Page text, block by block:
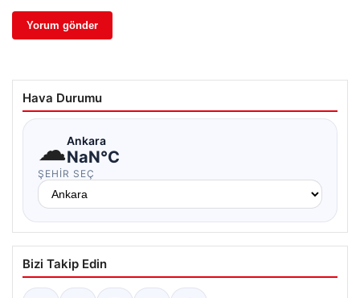
Hava Durumu
☁Ankara
NaN°C
ŞEHIR SEÇ
Bizi Takip Edin